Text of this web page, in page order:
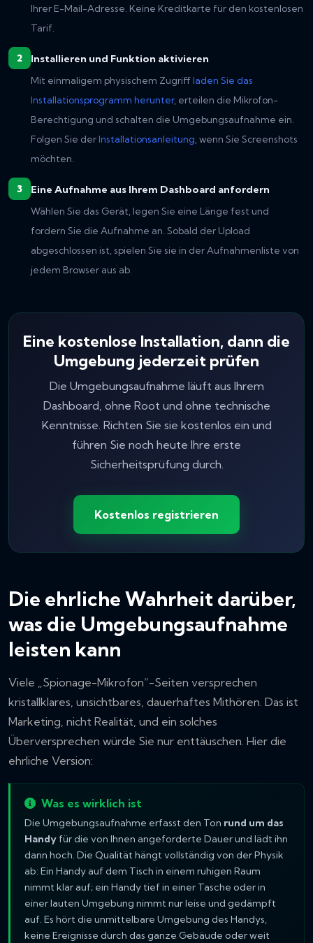
Ihrer E-Mail-Adresse. Keine Kreditkarte für den kostenlosen
Tarif.
Installieren und Funktion aktivieren
Mit einmaligem physischem Zugriffladen Sie das
Installationsprogramm herunter, erteilen die Mikrofon-
Berechtigung und schalten die Umgebungsaufnahme ein.
Folgen Sie derInstallationsanleitung, wenn Sie Screenshots
möchten.
Eine Aufnahme aus Ihrem Dashboard anfordern
Wählen Sie das Gerät, legen Sie eine Länge fest und
fordern Sie die Aufnahme an. Sobald der Upload
abgeschlossen ist, spielen Sie sie in der Aufnahmenliste von
jedem Browser aus ab.
Eine kostenlose Installation, dann die
Umgebung jederzeit prüfen
Die Umgebungsaufnahme läuft aus Ihrem
Dashboard, ohne Root und ohne technische
Kenntnisse. Richten Sie sie kostenlos ein und
führen Sie noch heute Ihre erste
Sicherheitsprüfung durch.
Kostenlos registrieren
Die ehrliche Wahrheit darüber,
was die Umgebungsaufnahme
leisten kann
Viele „Spionage-Mikrofon“-Seiten versprechen
kristallklares, unsichtbares, dauerhaftes Mithören. Das ist
Marketing, nicht Realität, und ein solches
Überversprechen würde Sie nur enttäuschen. Hier die
ehrliche Version:
Was es wirklich ist
Die Umgebungsaufnahme erfasst den Ton rund um das
Handy für die von Ihnen angeforderte Dauer und lädt ihn
dann hoch. Die Qualität hängt vollständig von der Physik
ab: Ein Handy auf dem Tisch in einem ruhigen Raum
nimmt klar auf; ein Handy tief in einer Tasche oder in
einer lauten Umgebung nimmt nur leise und gedämpft
auf. Es hört die unmittelbare Umgebung des Handys,
keine Ereignisse durch das ganze Gebäude oder weit